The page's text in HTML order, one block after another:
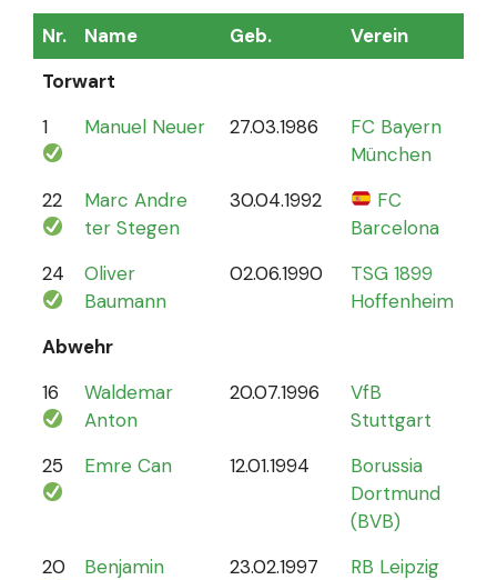
Nr. Name Geb. Verein
Torwart
1
Manuel Neuer 27.03.1986
FC Bayern
München
22
Marc Andre
ter Stegen
30.04.1992
FC
Barcelona
24
Oliver
Baumann
02.06.1990
TSG 1899
Hoffenheim
Abwehr
16
Waldemar
Anton
20.07.1996
VfB
Stuttgart
25 Emre Can 12.01.1994
Borussia
Dortmund
(BVB)
20
Benjamin
23.02.1997 RB Leipzig